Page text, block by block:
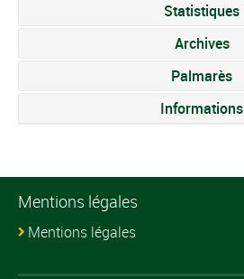
Statistiques
Archives
Palmarès
Informations
Mentions légales
Mentions légales